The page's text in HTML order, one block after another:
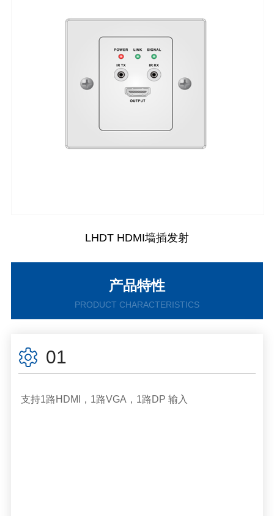
LHDT HDMI墙插发射
产品特性
PRODUCT CHARACTERISTICS
01
支持1路HDMI，1路VGA，1路DP 输入